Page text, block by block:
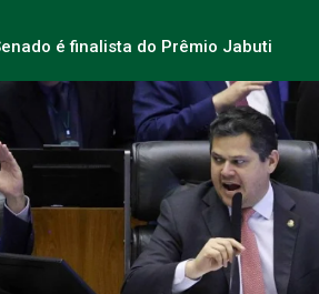
é finalista do Prêmio Jabuti